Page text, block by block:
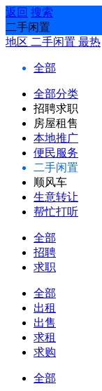
返回 搜索
二手闲置
地区 二手闲置 最热
全部
全部分类
招聘求职
房屋租售
本地推广
便民服务
二手闲置
顺风车
生意转让
帮忙打听
全部
招聘
求职
全部
出租
出售
求租
求购
全部